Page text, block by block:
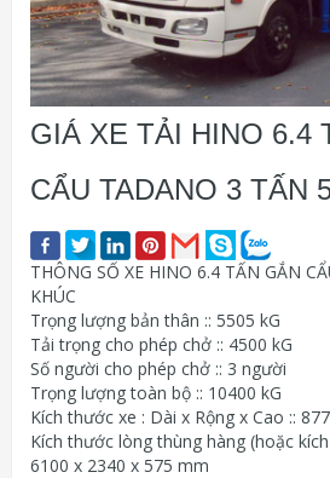
GIÁ XE TẢI HINO 6.4
CẨU TADANO 3 TẤN
THÔNG SỐ XE HINO 6.4 TẤN GẮN
KHÚC
Trọng lượng bản thân :: 5505 kG
Tải trọng cho phép chở :: 4500 kG
Số người cho phép chở :: 3 người
Trọng lượng toàn bộ :: 10400 kG
Kích thước xe : Dài x Rộng x Cao ::
Kích thước lòng thùng hàng (hoặc
6100 x 2340 x 575 mm